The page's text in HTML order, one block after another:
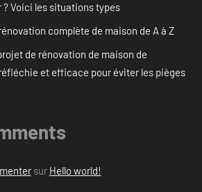
Voici les situations types
complète de maison de A à Z
de rénovation de maison de
et efficace pour éviter les pièges
sur Hello world!